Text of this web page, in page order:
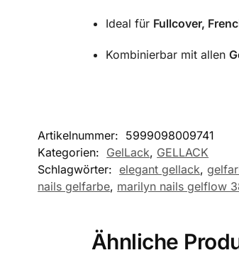
Ideal für Fullcover,
Kombinierbar mit allen
Artikelnummer: 5999098009741
Kategorien: GelLack, GELLACK
Schlagwörter: elegant gellack,
nails gelfarbe, marilyn nails gelflow
Ähnliche